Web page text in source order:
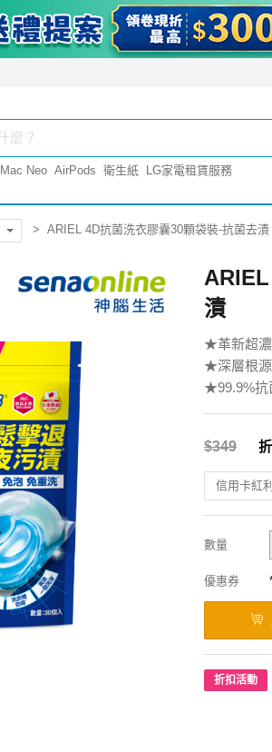
Mac Neo AirPods 衛生紙 LG家電租賃服務
ARIEL 4D抗菌洗衣膠囊30顆袋裝-抗菌去漬
漬
★革新超
★深層根
★99.9%抗
$349
信用卡紅
數量
優惠券
折扣活動